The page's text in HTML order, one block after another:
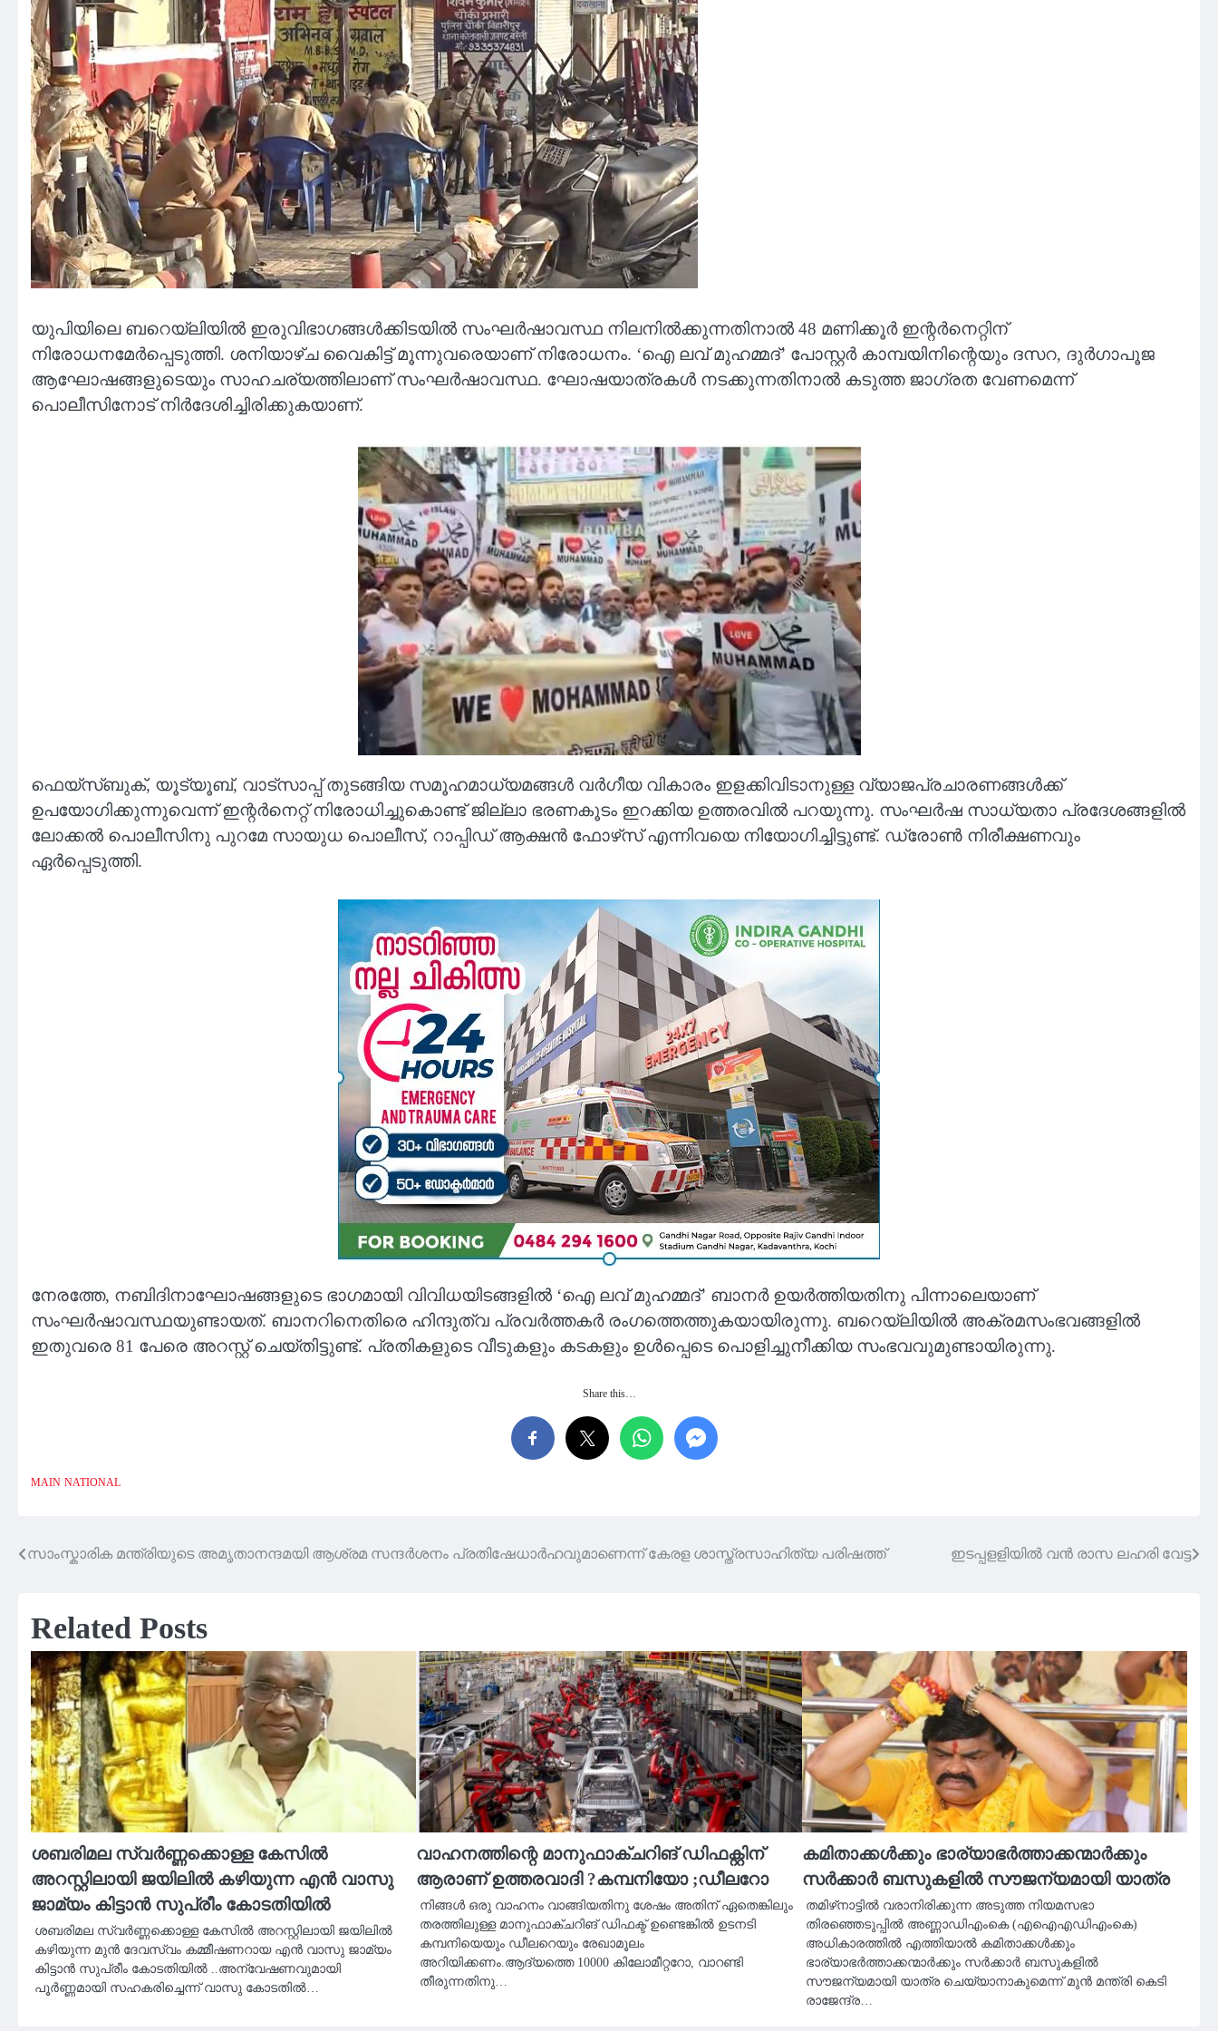
യുപിയിലെ ബറെയ്‌ലിയില്‍ ഇരുവിഭാഗങ്ങള്‍ക്കിടയില്‍ സംഘര്‍ഷാവസ്ഥ നിലനില്‍ക്കുന്നതിനാല്‍ 48 മണിക്കൂര്‍ ഇന്റര്‍നെറ്റിന്
നിരോധനമേര്‍പ്പെടുത്തി. ശനിയാഴ്ച വൈകിട്ട് മൂന്നുവരെയാണ് നിരോധനം. ‘ഐ ലവ് മുഹമ്മദ്’ പോസ്റ്റര്‍ കാമ്പയിനിന്റെയും ദസറ, ദുര്‍ഗാപൂജ
ആഘോഷങ്ങളുടെയും സാഹചര്യത്തിലാണ് സംഘര്‍ഷാവസ്ഥ. ഘോഷയാത്രകള്‍ നടക്കുന്നതിനാല്‍ കടുത്ത ജാഗ്രത വേണമെന്ന്
പൊലീസിനോട് നിര്‍ദേശിച്ചിരിക്കുകയാണ്.
ഫെയ്‌സ്ബുക്, യൂട്യൂബ്, വാട്‌സാപ്പ് തുടങ്ങിയ സമൂഹമാധ്യമങ്ങള്‍ വര്‍ഗീയ വികാരം ഇളക്കിവിടാനുള്ള വ്യാജപ്രചാരണങ്ങള്‍ക്ക്
ഉപയോഗിക്കുന്നുവെന്ന് ഇന്റര്‍നെറ്റ് നിരോധിച്ചുകൊണ്ട് ജില്ലാ ഭരണകൂടം ഇറക്കിയ ഉത്തരവില്‍ പറയുന്നു. സംഘര്‍ഷ സാധ്യതാ പ്രദേശങ്ങളില്‍
ലോക്കല്‍ പൊലീസിനു പുറമേ സായുധ പൊലീസ്, റാപ്പിഡ് ആക്ഷന്‍ ഫോഴ്‌സ് എന്നിവയെ നിയോഗിച്ചിട്ടുണ്ട്. ഡ്രോണ്‍ നിരീക്ഷണവും
ഏര്‍പ്പെടുത്തി.
നേരത്തേ, നബിദിനാഘോഷങ്ങളുടെ ഭാഗമായി വിവിധയിടങ്ങളില്‍ ‘ഐ ലവ് മുഹമ്മദ്’ ബാനര്‍ ഉയര്‍ത്തിയതിനു പിന്നാലെയാണ്
സംഘര്‍ഷാവസ്ഥയുണ്ടായത്. ബാനറിനെതിരെ ഹിന്ദുത്വ പ്രവര്‍ത്തകര്‍ രംഗത്തെത്തുകയായിരുന്നു. ബറെയ്‌ലിയില്‍ അക്രമസംഭവങ്ങളില്‍
ഇതുവരെ 81 പേരെ അറസ്റ്റ് ചെയ്തിട്ടുണ്ട്. പ്രതികളുടെ വീടുകളും കടകളും ഉള്‍പ്പെടെ പൊളിച്ചുനീക്കിയ സംഭവവുമുണ്ടായിരുന്നു.
Share this…
MAIN NATIONAL
Post
സാംസ്കാരിക മന്ത്രിയുടെ അമൃതാനന്ദമയി ആശ്രമ സന്ദർശനം പ്രതിഷേധാർഹവുമാണെന്ന് കേരള ശാസ്ത്രസാഹിത്യ പരിഷത്ത് ഇടപ്പളളിയിൽ വൻ രാസ ലഹരി വേട്ട
Related Posts
ശബരിമല സ്വർണ്ണക്കൊള്ള കേസിൽ
അറസ്റ്റിലായി ജയിലിൽ കഴിയുന്ന എൻ വാസു
ജാമ്യം കിട്ടാൻ സുപ്രീം കോടതിയിൽ
ശബരിമല സ്വർണ്ണക്കൊള്ള കേസിൽ അറസ്റ്റിലായി ജയിലിൽ
കഴിയുന്ന മുൻ ദേവസ്വം കമ്മീഷണറായ എൻ വാസു ജാമ്യം
കിട്ടാൻ സുപ്രീം കോടതിയിൽ ..അന്വേഷണവുമായി
പൂർണ്ണമായി സഹകരിച്ചെന്ന് വാസു കോടതിൽ…
വാഹനത്തിന്റെ മാനുഫാക്ചറിങ് ഡിഫക്റ്റിന്
ആരാണ് ഉത്തരവാദി ?കമ്പനിയോ ;ഡീലറോ
നിങ്ങൾ ഒരു വാഹനം വാങ്ങിയതിനു ശേഷം അതിന് ഏതെങ്കിലും
തരത്തിലുള്ള മാനുഫാക്ചറിങ് ഡിഫക്ട് ഉണ്ടെങ്കിൽ ഉടനടി
കമ്പനിയെയും ഡീലറെയും രേഖാമൂലം
അറിയിക്കണം.ആദ്യത്തെ 10000 കിലോമീറ്ററോ, വാറണ്ടി
തീരുന്നതിനു…
കമിതാക്കൾക്കും ഭാര്യാഭർത്താക്കന്മാർക്കും
സർക്കാർ ബസുകളിൽ സൗജന്യമായി യാത്ര
തമിഴ്‌നാട്ടിൽ വരാനിരിക്കുന്ന അടുത്ത നിയമസഭാ
തിരഞ്ഞെടുപ്പിൽ അണ്ണാഡിഎംകെ (എഐഎഡിഎംകെ)
അധികാരത്തിൽ എത്തിയാൽ കമിതാക്കൾക്കും
ഭാര്യാഭർത്താക്കന്മാർക്കും സർക്കാർ ബസുകളിൽ
സൗജന്യമായി യാത്ര ചെയ്യാനാകുമെന്ന് മുൻ മന്ത്രി കെടി
രാജേന്ദ്ര…